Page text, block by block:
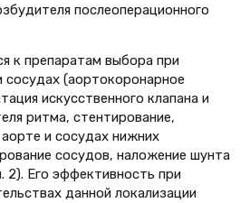
послеоперационного
к препаратам выбора при
сосудах (аортокоронарное
искусственного клапана и
ритма, стентирование,
и сосудах нижних
сосудов, наложение шунта
2). Его эффективность при
данной локализации